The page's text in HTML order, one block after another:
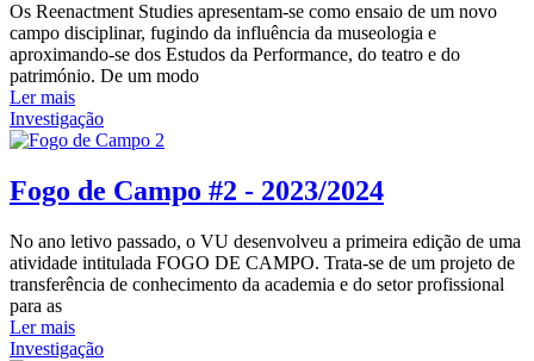
Os Reenactment Studies apresentam-se como ensaio de um novo
campo disciplinar, fugindo da influência da museologia e
aproximando-se dos Estudos da Performance, do teatro e do
património. De um modo
Ler mais
Investigação
Fogo de Campo #2 - 2023/2024
No ano letivo passado, o VU desenvolveu a primeira edição de uma
atividade intitulada FOGO DE CAMPO. Trata-se de um projeto de
transferência de conhecimento da academia e do setor profissional
para as
Ler mais
Investigação